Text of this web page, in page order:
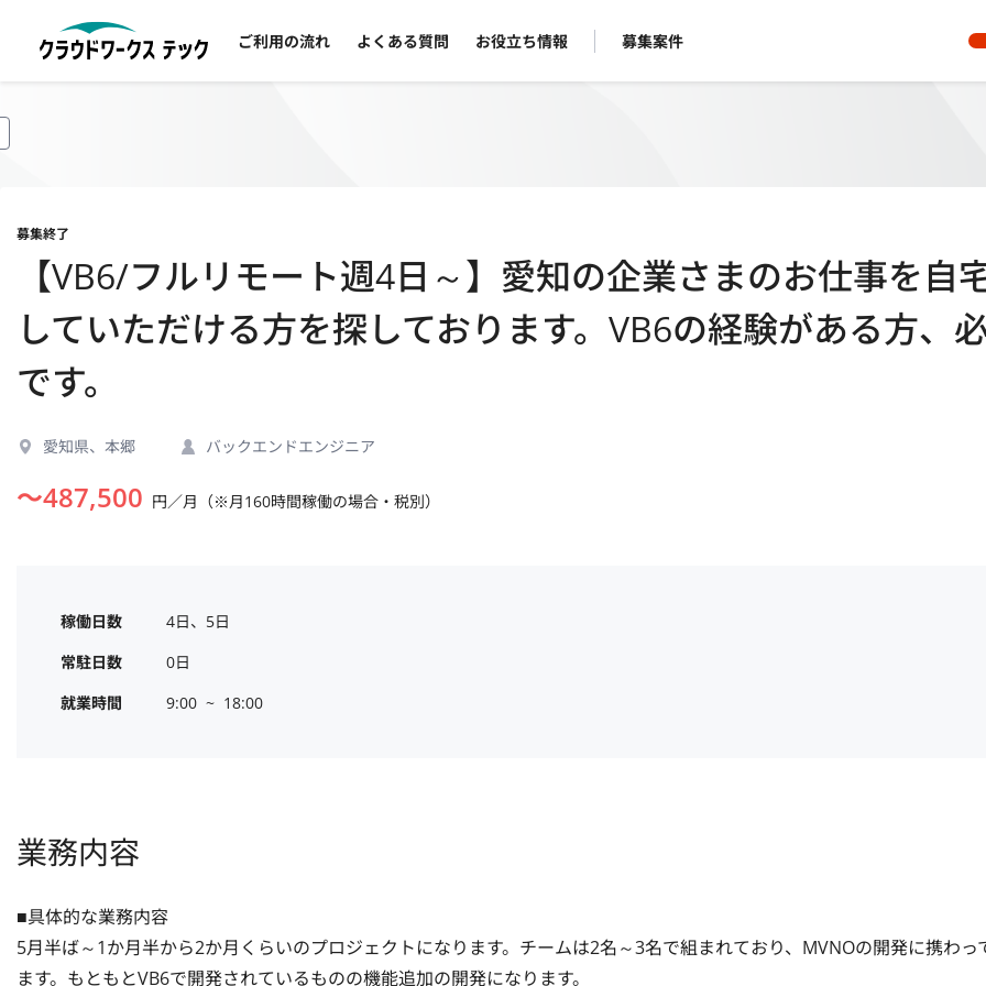
ご利用の流れ よくある質問 お役立ち情報 募集案件
募集終了
【VB6/フルリモート週4日～】愛知の企業さまのお仕事を自
していただける方を探しております。VB6の経験がある方、
です。
愛知県、本郷 バックエンドエンジニア
〜487,500 円／月（※月160時間稼働の場合・税別）
稼働日数
4日、5日
常駐日数
0日
就業時間
9:00  ~  18:00
業務内容
■具体的な業務内容
5月半ば～1か月半から2か月くらいのプロジェクトになります。チームは2名～3名で組まれており、MVNOの開発に携わっ
ます。もともとVB6で開発されているものの機能追加の開発になります。